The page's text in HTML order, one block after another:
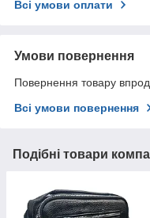
Всі умови оплати
Умови повернення
Повернення товару
Всі умови повернення
Подібні товари